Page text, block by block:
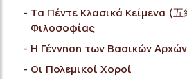
Τα Πέντε Κλασικά Κείμενα (五
Φιλοσοφίας
Η Γέννηση των Βασικών
Οι Πολεμικοί Χοροί